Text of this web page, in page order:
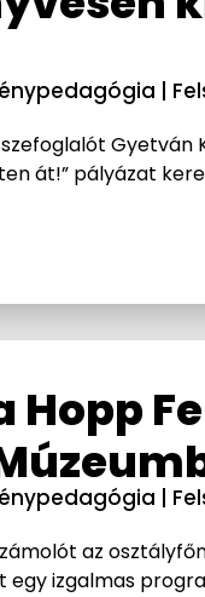
|
át!” pályázat
Hopp
|
az
egy izgalmas